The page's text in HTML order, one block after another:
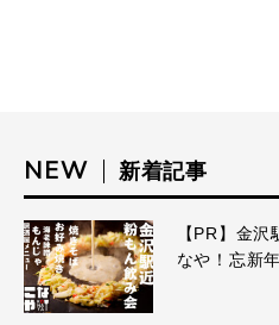
NEW 新着記事
【PR】金
なや！忘新